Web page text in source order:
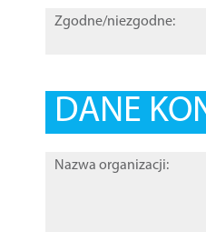
Zgodne/niezgodne:
DANE
Nazwa organizacji: